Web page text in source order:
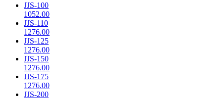
JJS-100
1052.00
JJS-110
1276.00
JJS-125
1276.00
JJS-150
1276.00
JJS-175
1276.00
JJS-200